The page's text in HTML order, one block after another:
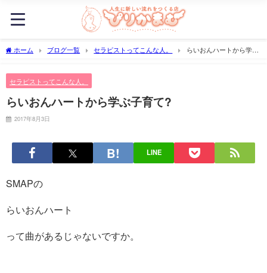
ホーム ブログ一覧 セラピストってこんな人。
らいおんハートから学ぶ
セラピストってこんな人。
らいおんハートから学ぶ子育て?
2017年8月3日
LINE
SMAPの
らいおんハート
って曲があるじゃないですか。